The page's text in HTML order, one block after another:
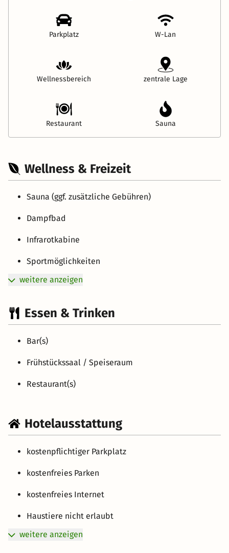
Parkplatz W-Lan
Wellnessbereich zentrale Lage
Restaurant Sauna
Wellness & Freizeit
Sauna (ggf. zusätzliche Gebühren)
Dampfbad
Infrarotkabine
Sportmöglichkeiten
weitere anzeigen
Essen & Trinken
Bar(s)
Frühstückssaal / Speiseraum
Restaurant(s)
Hotelausstattung
kostenpflichtiger Parkplatz
kostenfreies Parken
kostenfreies Internet
Haustiere nicht erlaubt
weitere anzeigen